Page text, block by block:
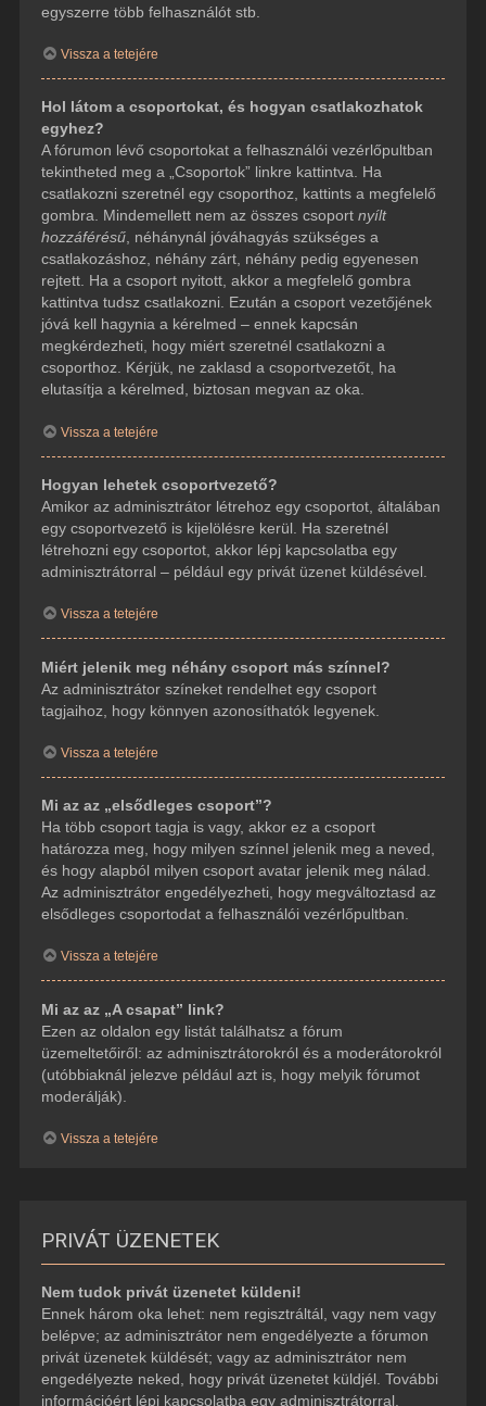
egyszerre több felhasználót stb.
Vissza a tetejére
Hol látom a csoportokat, és hogyan csatlakozhatok
egyhez?
A fórumon lévő csoportokat a felhasználói vezérlőpultban
tekintheted meg a „Csoportok” linkre kattintva. Ha
csatlakozni szeretnél egy csoporthoz, kattints a megfelelő
gombra. Mindemellett nem az összes csoport nyílt
hozzáférésű, néhánynál jóváhagyás szükséges a
csatlakozáshoz, néhány zárt, néhány pedig egyenesen
rejtett. Ha a csoport nyitott, akkor a megfelelő gombra
kattintva tudsz csatlakozni. Ezután a csoport vezetőjének
jóvá kell hagynia a kérelmed – ennek kapcsán
megkérdezheti, hogy miért szeretnél csatlakozni a
csoporthoz. Kérjük, ne zaklasd a csoportvezetőt, ha
elutasítja a kérelmed, biztosan megvan az oka.
Vissza a tetejére
Hogyan lehetek csoportvezető?
Amikor az adminisztrátor létrehoz egy csoportot, általában
egy csoportvezető is kijelölésre kerül. Ha szeretnél
létrehozni egy csoportot, akkor lépj kapcsolatba egy
adminisztrátorral – például egy privát üzenet küldésével.
Vissza a tetejére
Miért jelenik meg néhány csoport más színnel?
Az adminisztrátor színeket rendelhet egy csoport
tagjaihoz, hogy könnyen azonosíthatók legyenek.
Vissza a tetejére
Mi az az „elsődleges csoport”?
Ha több csoport tagja is vagy, akkor ez a csoport
határozza meg, hogy milyen színnel jelenik meg a neved,
és hogy alapból milyen csoport avatar jelenik meg nálad.
Az adminisztrátor engedélyezheti, hogy megváltoztasd az
elsődleges csoportodat a felhasználói vezérlőpultban.
Vissza a tetejére
Mi az az „A csapat” link?
Ezen az oldalon egy listát találhatsz a fórum
üzemeltetőiről: az adminisztrátorokról és a moderátorokról
(utóbbiaknál jelezve például azt is, hogy melyik fórumot
moderálják).
Vissza a tetejére
PRIVÁT ÜZENETEK
Nem tudok privát üzenetet küldeni!
Ennek három oka lehet: nem regisztráltál, vagy nem vagy
belépve; az adminisztrátor nem engedélyezte a fórumon
privát üzenetek küldését; vagy az adminisztrátor nem
engedélyezte neked, hogy privát üzenetet küldjél. További
információért lépj kapcsolatba egy adminisztrátorral.